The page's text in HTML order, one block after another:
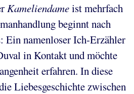
Kameliendameist mehrfach
beginnt nach
Ein namenloser Ich-Erzähler
in Kontakt und möchte
erfahren. In diese
Liebesgeschichte zwischen